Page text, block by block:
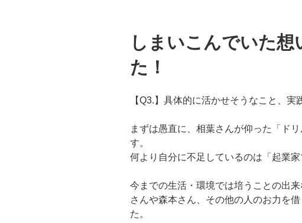
しまいこんでいた想
た！
【Q3.】具体的に活かせそうなこと、 実
まずは愚直に、相葉さんが仰った「ドリ
す。
何より自分に不足しているのは「起業家
今までの生活・環境では培うことの出
さんや森本さん、 その他の人のお力を
た。